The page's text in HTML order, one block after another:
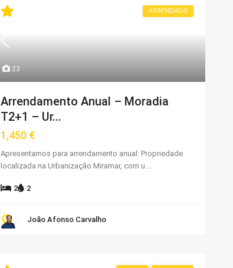
23
ARRENDADO
Arrendamento Anual – Moradia
T2+1 – Ur...
1,450 €
Apresentamos para arrendamento anual: Propriedade
localizada na Urbanização Miramar, com u
2 2
João Afonso Carvalho